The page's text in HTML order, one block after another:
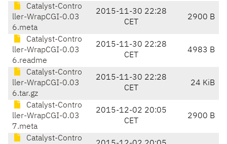
Catalyst-Contro
ller-WrapCGI-0.03
6.meta
2015-11-30 22:28
CET
2900 B
Catalyst-Contro
ller-WrapCGI-0.03
6.readme
2015-11-30 22:28
CET
4983 B
Catalyst-Contro
ller-WrapCGI-0.03
6.tar.gz
2015-11-30 22:28
CET
24 KiB
Catalyst-Contro
ller-WrapCGI-0.03
7.meta
2015-12-02 20:05
CET
2900 B
Catalyst-Contro